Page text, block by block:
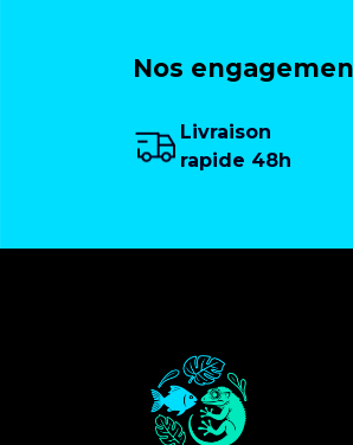
Nos
Livraison
rapide 48h